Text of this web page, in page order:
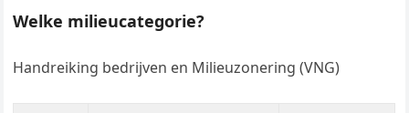
Welke milieucategorie?
Handreiking bedrijven en Milieuzonering (VNG)